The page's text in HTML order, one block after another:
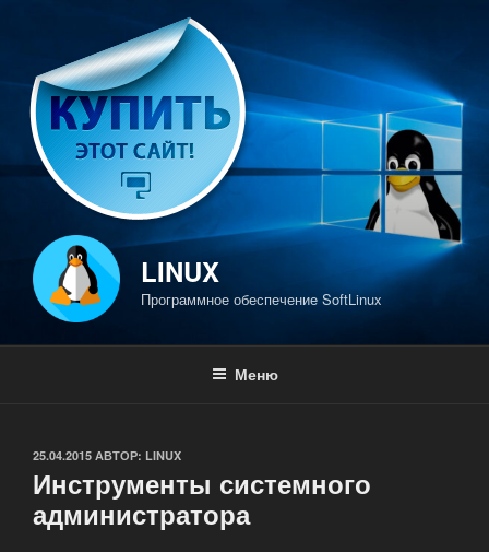
содержимому
LINUX
Программное обеспечение SoftLinux
Меню
ОПУБЛИКОВАНО
25.04.2015 АВТОР: LINUX
Инструменты системного
администратора